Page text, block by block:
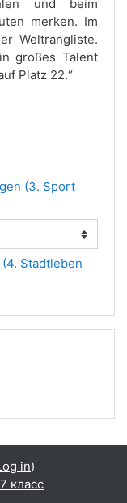
und beim
merken. Im
Weltrangliste.
großes Talent
Platz 22.“
(3. Sport
Stadtleben
in)
класс